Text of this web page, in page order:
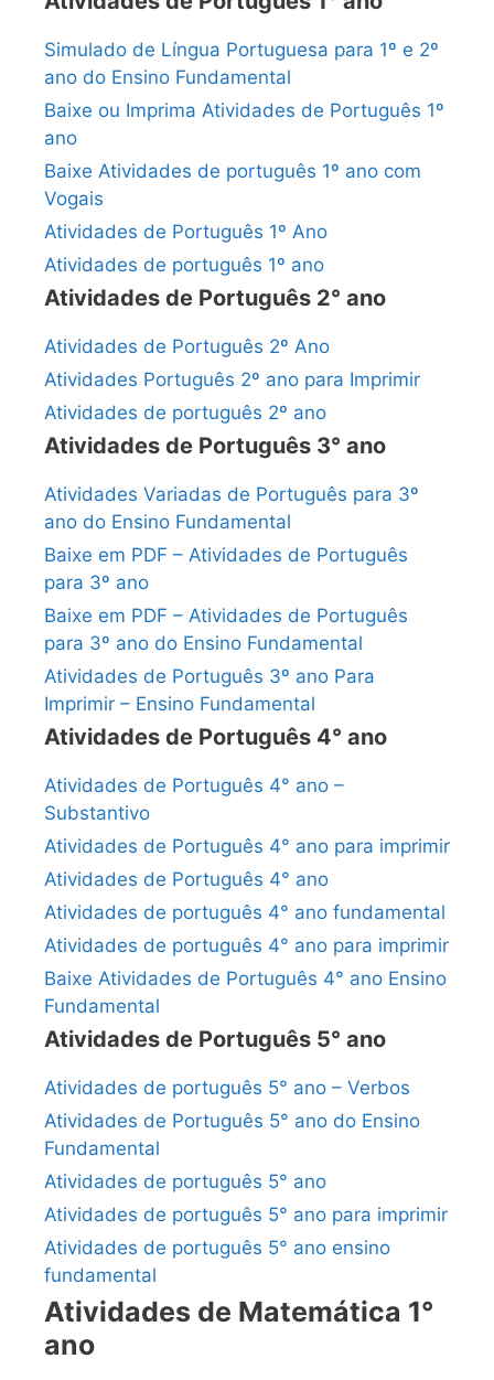
Simulado de Língua Portuguesa para 1º e 2º
ano do Ensino Fundamental
Baixe ou Imprima Atividades de Português 1º
ano
Baixe Atividades de português 1º ano com
Vogais
Atividades de Português 1º Ano
Atividades de português 1º ano
Atividades de Português 2° ano
Atividades de Português 2º Ano
Atividades Português 2º ano para Imprimir
Atividades de português 2º ano
Atividades de Português 3° ano
Atividades Variadas de Português para 3º
ano do Ensino Fundamental
Baixe em PDF – Atividades de Português
para 3º ano
Baixe em PDF – Atividades de Português
para 3º ano do Ensino Fundamental
Atividades de Português 3º ano Para
Imprimir – Ensino Fundamental
Atividades de Português 4° ano
Atividades de Português 4° ano –
Substantivo
Atividades de Português 4° ano para imprimir
Atividades de Português 4° ano
Atividades de português 4° ano fundamental
Atividades de português 4° ano para imprimir
Baixe Atividades de Português 4° ano Ensino
Fundamental
Atividades de Português 5° ano
Atividades de português 5° ano – Verbos
Atividades de Português 5° ano do Ensino
Fundamental
Atividades de português 5° ano
Atividades de português 5° ano para imprimir
Atividades de português 5° ano ensino
fundamental
Atividades de Matemática 1°
ano